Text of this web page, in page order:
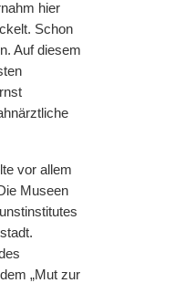
hier
Schon
Auf diesem
vor allem
Museen
„Mut zur